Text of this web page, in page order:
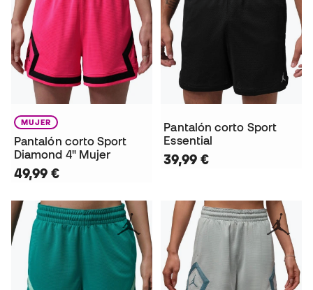
MUJER
Pantalón corto Sport
Diamond 4" Mujer
49,99 €
Pantalón corto Sport
Essential
39,99 €